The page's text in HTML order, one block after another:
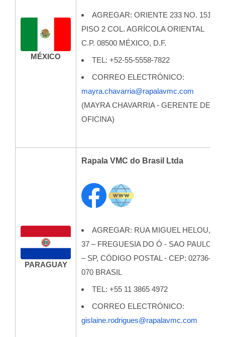
MÉXICO
AGREGAR: ORIENTE 233 NO. 151
PISO 2 COL. AGRÍCOLA ORIENTAL
C.P. 08500 MÉXICO, D.F.
TEL: +52-55-5558-7822
CORREO ELECTRÓNICO:
mayra.chavarria@rapalavmc.com
(MAYRA CHAVARRIA - GERENTE DE
OFICINA)
PARAGUAY
Rapala VMC do Brasil Ltda
AGREGAR: RUA MIGUEL HELOU,
37 – FREGUESIA DO Ó - SAO PAULO
– SP, CÓDIGO POSTAL - CEP: 02736-
070 BRASIL
TEL: +55 11 3865 4972
CORREO ELECTRÓNICO:
gislaine.rodrigues@rapalavmc.com